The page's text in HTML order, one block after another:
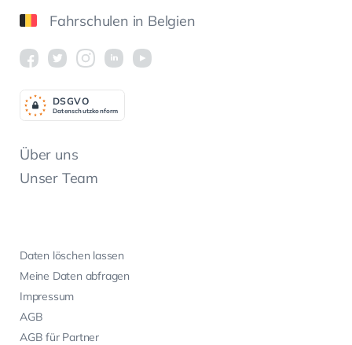
Fahrschulen in Belgien
Über uns
Unser Team
Daten löschen lassen
Meine Daten abfragen
Impressum
AGB
AGB für Partner
Datenschutzkonform
DSGVO